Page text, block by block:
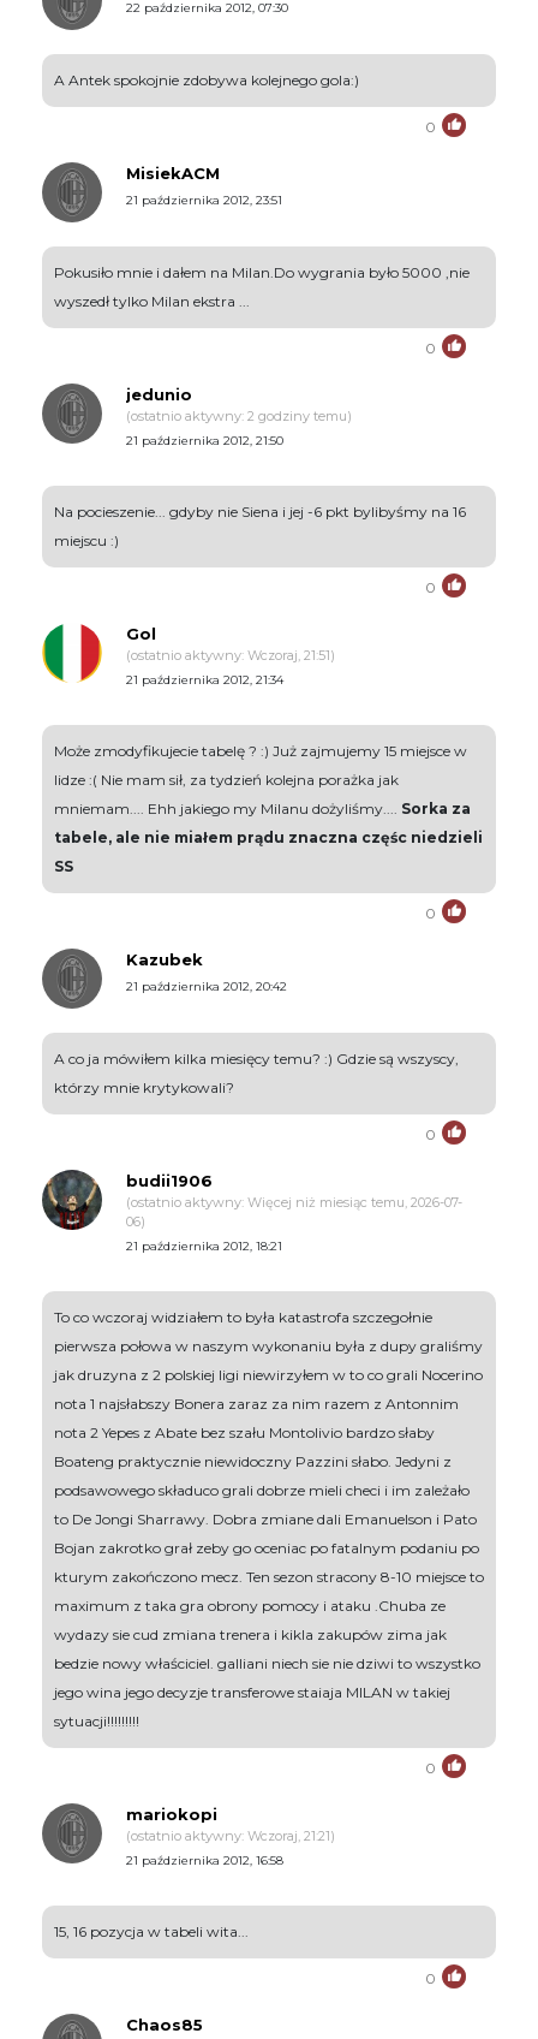
22 października 2012, 07:30
A Antek spokojnie zdobywa kolejnego gola:)
0
MisiekACM
21 października 2012, 23:51
Pokusiło mnie i dałem na Milan.Do wygrania było 5000 ,nie
wyszedł tylko Milan ekstra ...
0
jedunio
(ostatnio aktywny: 2 godziny temu)
21 października 2012, 21:50
Na pocieszenie... gdyby nie Siena i jej -6 pkt bylibyśmy na 16
miejscu :)
0
Gol
(ostatnio aktywny: Wczoraj, 21:51)
21 października 2012, 21:34
Może zmodyfikujecie tabelę ? :) Już zajmujemy 15 miejsce w
lidze :( Nie mam sił, za tydzień kolejna porażka jak
mniemam.... Ehh jakiego my Milanu dożyliśmy.... Sorka za
tabele, ale nie miałem prądu znaczna częśc niedzieli
SS
0
Kazubek
21 października 2012, 20:42
A co ja mówiłem kilka miesięcy temu? :) Gdzie są wszyscy,
którzy mnie krytykowali?
0
budii1906
(ostatnio aktywny: Więcej niż miesiąc temu, 2026-07-
06)
21 października 2012, 18:21
To co wczoraj widziałem to była katastrofa szczegołnie
pierwsza połowa w naszym wykonaniu była z dupy graliśmy
jak druzyna z 2 polskiej ligi niewirzyłem w to co grali Nocerino
nota 1 najsłabszy Bonera zaraz za nim razem z Antonnim
nota 2 Yepes z Abate bez szału Montolivio bardzo słaby
Boateng praktycznie niewidoczny Pazzini słabo. Jedyni z
podsawowego składuco grali dobrze mieli checi i im zależało
to De Jongi Sharrawy. Dobra zmiane dali Emanuelson i Pato
Bojan zakrotko grał zeby go oceniac po fatalnym podaniu po
kturym zakończono mecz. Ten sezon stracony 8-10 miejsce to
maximum z taka gra obrony pomocy i ataku .Chuba ze
wydazy sie cud zmiana trenera i kikla zakupów zima jak
bedzie nowy właściciel. galliani niech sie nie dziwi to wszystko
jego wina jego decyzje transferowe staiaja MILAN w takiej
sytuacji!!!!!!!!!
0
mariokopi
(ostatnio aktywny: Wczoraj, 21:21)
21 października 2012, 16:58
15, 16 pozycja w tabeli wita...
0
Chaos85